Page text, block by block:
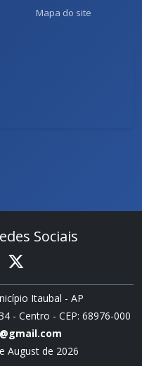
Mapa do site
Sociais
Itaubal - AP
- Centro - CEP: 68976-000
August de 2026